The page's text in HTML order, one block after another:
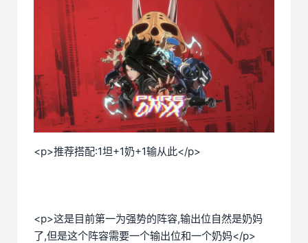
<p>推荐搭配:1坦+1奶+1输从此</p>
<p>这是目前第一为强势的阵容,输出位自然是奶妈
了,但是这个阵容需要一个输出位和一个奶妈</p>